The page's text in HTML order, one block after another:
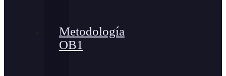
Metodología
OB1